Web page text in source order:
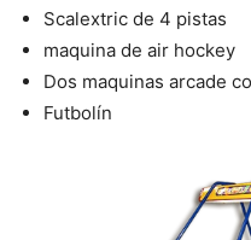
Scalextric de 4 pistas
maquina de air hockey
Dos maquinas arcade
Futbolín